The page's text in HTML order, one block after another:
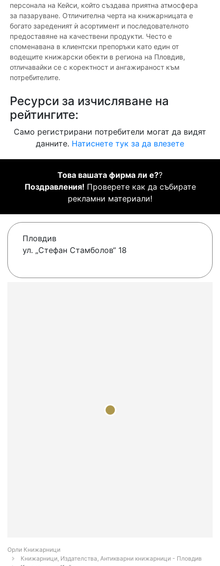
персонала на Кейси, който създава приятна атмосфера
за пазаруване. Отличителна черта на книжарницата е
богато зареденият ѝ асортимент и последователното
предоставяне на качествени продукти. Често е
споменавана в клиентски препоръки като един от
водещите книжарски обекти в региона на Пловдив,
отличавайки се с коректност и ангажираност към
потребителите.
Ресурси за изчисляване на
рейтингите:
Само регистрирани потребители могат да видят
данните. Натиснете тук за да влезете
Това вашата фирма ли е??
Поздравления! Проверете как да събирате
рекламни материали!
Пловдив
ул. „Стефан Стамболов“ 18
Орли Книжарници
Книжарници, Издателства, Антикварни книжарници - Пловдив